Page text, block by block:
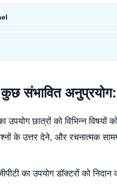
कुछ संभावित अनुप्रयोग:
का उपयोग छात्रों को विभिन्न
के उत्तर देने, और रचनात्मक
का उपयोग डॉक्टरों को